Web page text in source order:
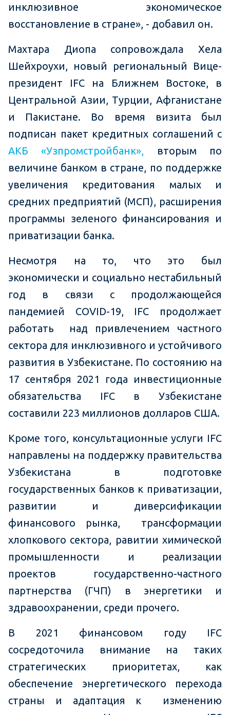
инклюзивное экономическое
восстановление в стране», - добавил он.
Махтара Диопа сопровождала Хела
Шейхроухи, новый региональный Вице-
президент IFC на Ближнем Востоке, в
Центральной Азии, Турции, Афганистане
и Пакистане. Во время визита был
подписан пакет кредитных соглашений с
АКБ «Узпромстройбанк», вторым по
величине банком в стране, по поддержке
увеличения кредитования малых и
средних предприятий (МСП), расширения
программы зеленого финансирования и
приватизации банка.
Несмотря на то, что это был
экономически и социально нестабильный
год в связи с продолжающейся
пандемией COVID-19, IFC продолжает
работать над привлечением частного
сектора для инклюзивного и устойчивого
развития в Узбекистане. По состоянию на
17 сентября 2021 года инвестиционные
обязательства IFC в Узбекистане
составили 223 миллионов долларов США.
Кроме того, консультационные услуги IFC
направлены на поддержку правительства
Узбекистана в подготовке
государственных банков к приватизации,
развитии и диверсификации
финансового рынка, трансформации
хлопкового сектора, равитии химической
промышленности и реализации
проектов государственно-частного
партнерства (ГЧП) в энергетики и
здравоохранении, среди прочего.
В 2021 финансовом году IFC
сосредоточила внимание на таких
стратегических приоритетах, как
обеспечение энергетического перехода
страны и адаптация к изменению